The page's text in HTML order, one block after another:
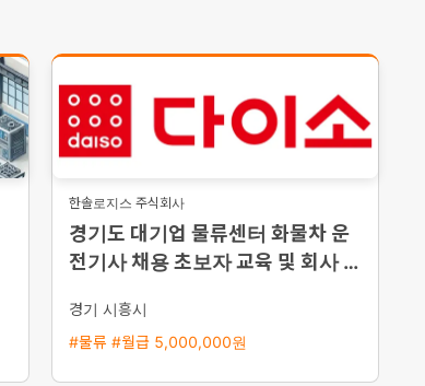
한솔로지스 주식회사
경기도 대기업 물류센터 화물차 운
전기사 채용 초보자 교육 및 회사 차
경기 시흥시
#물류 #월급 5,000,000원